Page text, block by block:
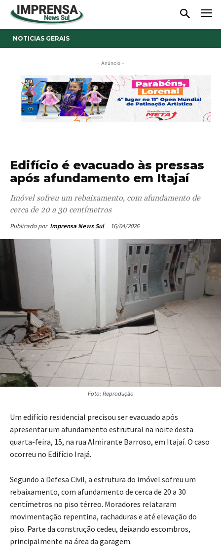
NOTICIAS GERAIS
- Anúncio -
Edifício é evacuado às pressas
após afundamento em Itajaí
Imóvel sofreu um rebaixamento, com afundamento de
cerca de 20 a 30 centímetros
Publicado por Imprensa News Sul 16/04/2026
Foto: Reprodução
Um edifício residencial precisou ser evacuado após
apresentar um afundamento estrutural na noite desta
quarta-feira, 15, na rua Almirante Barroso, em Itajaí. O caso
ocorreu no Edifício Irajá.
Segundo a Defesa Civil, a estrutura do imóvel sofreu um
rebaixamento, com afundamento de cerca de 20 a 30
centímetros no piso térreo. Moradores relataram
movimentação repentina, rachaduras e até elevação do
piso. Parte da construção cedeu, deixando escombros,
principalmente na área da garagem.